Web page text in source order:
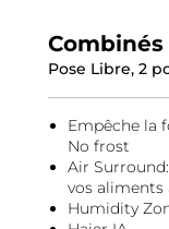
Combinés
Pose Libre, 2
Empêche la
No frost
Air
vos aliments
Humidity